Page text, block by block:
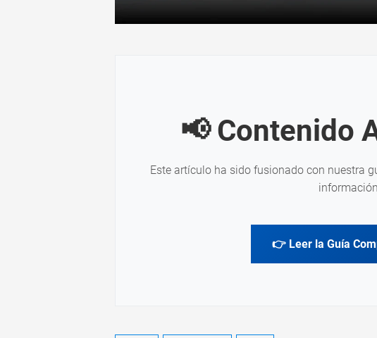
📢 Contenido
Este artículo ha sido fusionado con nuestra
👉 Leer la Guía